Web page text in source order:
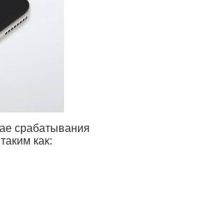
срабатывания
как: